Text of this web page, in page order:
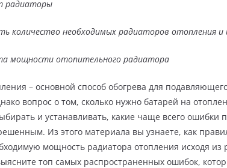
радиаторы
количество необходимых радиаторов отопления и
мощности отопительного радиатора
– основной способ обогрева для
вопрос о том, сколько нужно батарей на
и устанавливать, какие чаще всего ошибки
Из этого материала вы узнаете, как
мощность радиатора отопления исходя из
топ самых распространенных ошибок,